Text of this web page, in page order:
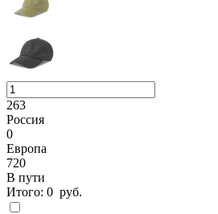
263
Россия
0
Европа
720
В пути
Итого: 0 руб.